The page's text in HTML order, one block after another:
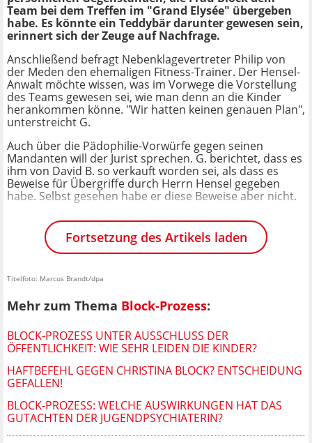
Team bei dem Treffen im "Grand Elysée" übergeben
habe. Es könnte ein Teddybär darunter gewesen sein,
erinnert sich der Zeuge auf Nachfrage.
Anschließend befragt Nebenklagevertreter Philip von
der Meden den ehemaligen Fitness-Trainer. Der Hensel-
Anwalt möchte wissen, was im Vorwege die Vorstellung
des Teams gewesen sei, wie man denn an die Kinder
herankommen könne. "Wir hatten keinen genauen Plan",
unterstreicht G.
Auch über die Pädophilie-Vorwürfe gegen seinen
Mandanten will der Jurist sprechen. G. berichtet, dass es
ihm von David B. so verkauft worden sei, als dass es
Beweise für Übergriffe durch Herrn Hensel gegeben
habe. Selbst gesehen habe er diese Beweise aber nicht.
Fortsetzung des Artikels laden
Titelfoto: Marcus Brandt/dpa
Mehr zum Thema Block-Prozess:
BLOCK-PROZESS UNTER AUSSCHLUSS DER
ÖFFENTLICHKEIT: WIE SEHR LEIDEN DIE KINDER?
HAFTBEFEHL GEGEN CHRISTINA BLOCK? ENTSCHEIDUNG
GEFALLEN!
BLOCK-PROZESS: WELCHE AUSWIRKUNGEN HAT DAS
GUTACHTEN DER JUGENDPSYCHIATERIN?